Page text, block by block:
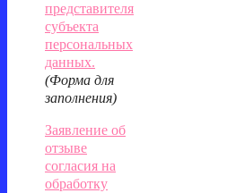
представителя
субъекта
персональных
данных.
(Форма для
заполнения)
Заявление об
отзыве
согласия на
обработку